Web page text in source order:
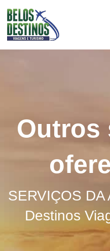
Outros
SERVIÇOS DA
Destinos